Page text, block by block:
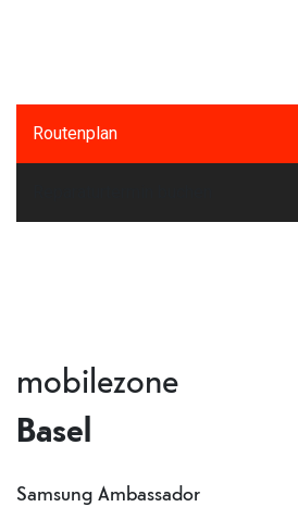
Routenplan
mobilezone
Basel
Samsung Ambassador